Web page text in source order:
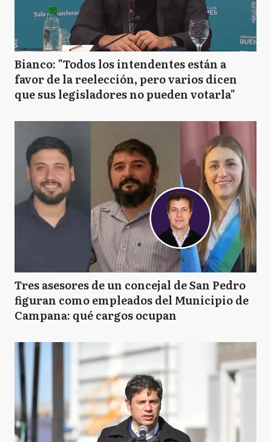
Bianco: "Todos los intendentes están a
favor de la reelección, pero varios dicen
que sus legisladores no pueden votarla"
Tres asesores de un concejal de San Pedro
figuran como empleados del Municipio de
Campana: qué cargos ocupan